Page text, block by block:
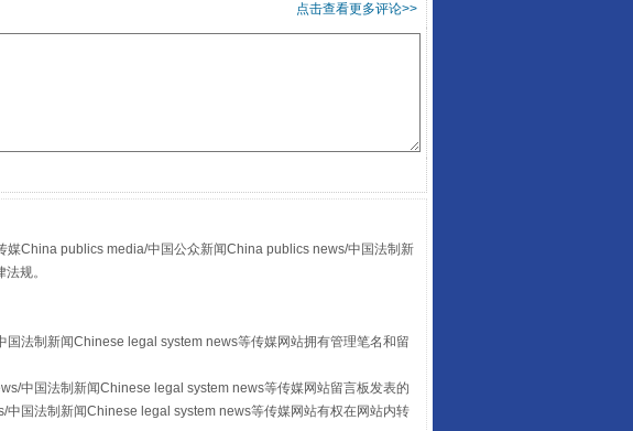
点击查看更多评论>>
媒China publics media/中国公众新闻China publics news/中国法制新
规。
法制新闻Chinese legal system news等传媒网站拥有管理笔名和留
中国法制新闻Chinese legal system news等传媒网站留言板发表的
国法制新闻Chinese legal system news等传媒网站有权在网站内转